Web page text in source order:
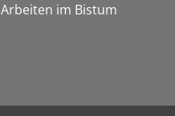
Arbeiten im Bistum